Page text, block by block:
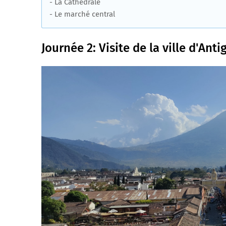
- La Cathédrale
- Le marché central
Journée 2: Visite de la ville